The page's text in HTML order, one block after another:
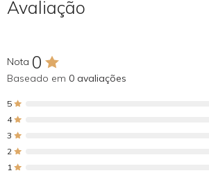
Avaliação
Nota 0
Baseado em0 avaliações
5
4
3
2
1